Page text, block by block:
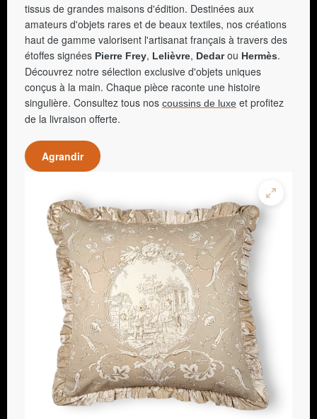
tissus de grandes maisons d'édition. Destinées aux
amateurs d'objets rares et de beaux textiles, nos créations
haut de gamme valorisent l'artisanat français à travers des
étoffes signées Pierre Frey, Lelièvre, Dedarou Hermès.
Découvrez notre sélection exclusive d'objets uniques
conçus à la main. Chaque pièce raconte une histoire
singulière. Consultez tous nos coussins de luxe et profitez
de la livraison offerte.
Agrandir